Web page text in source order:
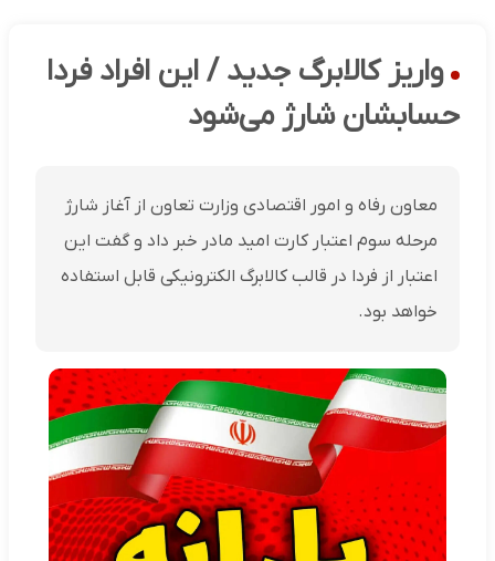
واریز کالابرگ جدید / این افراد فردا
حسابشان شارژ می‌شود
معاون رفاه و امور اقتصادی وزارت تعاون از آغاز شارژ
مرحله سوم اعتبار کارت امید مادر خبر داد و گفت این
اعتبار از فردا در قالب کالابرگ الکترونیکی قابل استفاده
خواهد بود.